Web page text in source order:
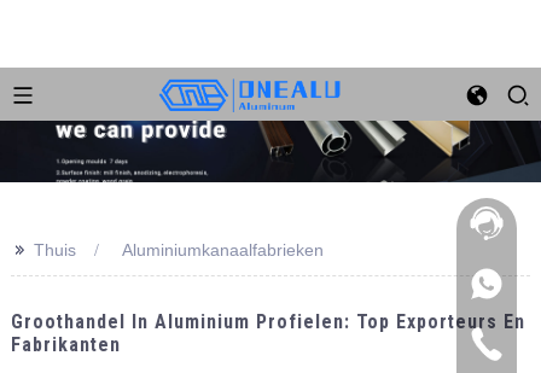
>> Thuis Aluminiumkanaalfabrieken
Groothandel In Aluminium Profielen: Top Exporteurs En
Fabrikanten